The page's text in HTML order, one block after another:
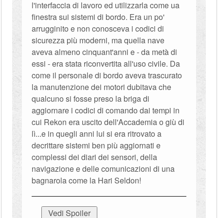
l'interfaccia di lavoro ed utilizzarla come ua
finestra sui sistemi di bordo. Era un po'
arrugginito e non conosceva i codici di
sicurezza più moderni, ma quella nave
aveva almeno cinquant'anni e - da metà di
essi - era stata riconvertita all'uso civile. Da
come il personale di bordo aveva trascurato
la manutenzione dei motori dubitava che
qualcuno si fosse preso la briga di
aggiornare i codici di comando dai tempi in
cui Rekon era uscito dell'Accademia o giù di
lì...e in quegli anni lui si era ritrovato a
decrittare sistemi ben più aggiornati e
complessi dei diari dei sensori, della
navigazione e delle comunicazioni di una
bagnarola come la Hari Seldon!